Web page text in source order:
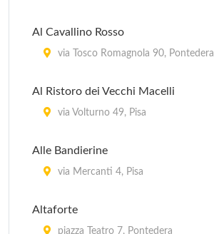
Al Cavallino Rosso
via Tosco Romagnola 90, Pontedera
Al Ristoro dei Vecchi Macelli
via Volturno 49, Pisa
Alle Bandierine
via Mercanti 4, Pisa
Altaforte
piazza Teatro 7, Pontedera